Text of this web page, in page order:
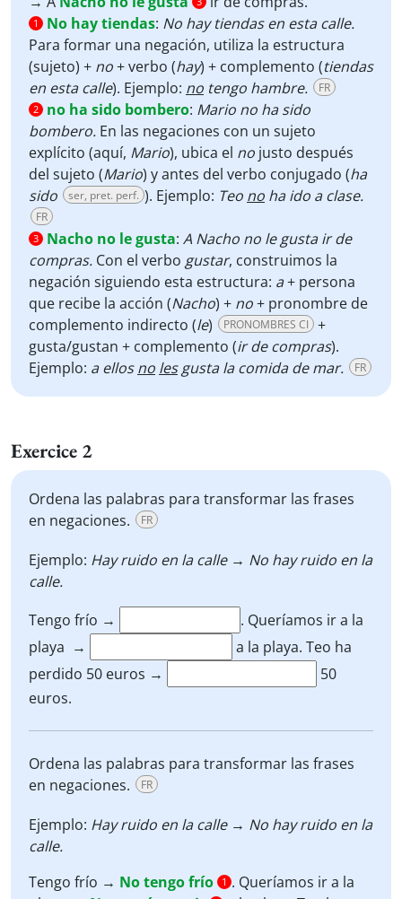
1 No hay tiendas: No hay tiendas en esta calle.
Para formar una negación, utiliza la estructura
(sujeto) + no+ verbo (hay) + complemento (tiendas
en esta calle). Ejemplo: no tengo hambre. FR
2 no ha sido bombero: Mario no ha sido
bombero. En las negaciones con un sujeto
explícito (aquí, Mario), ubica el no justo después
del sujeto (Mario) y antes del verbo conjugado (ha
sido
ser, pret. perf. ). Ejemplo: Teo no ha ido a clase.
FR
3 Nacho no le gusta: A Nacho no le gusta ir de
compras. Con el verbo gustar, construimos la
negación siguiendo esta estructura: a+ persona
que recibe la acción (Nacho) + no+ pronombre de
complemento indirecto (le) PRONOMBRES CI
+
gusta/gustan + complemento (ir de compras).
Ejemplo: a ellosno lesgusta la comida de mar. FR
Exercice 2
Ordena las palabras para transformar las frases
en negaciones.
FR
Ejemplo: Hay ruido en la calle → No hay ruido en la
calle.
Tengo frío →
. Queríamos ir a la
playa →
a la playa. Teo ha
perdido 50 euros →
50
euros.
Ordena las palabras para transformar las frases
en negaciones.
FR
Ejemplo: Hay ruido en la calle → No hay ruido en la
calle.
Tengo frío → No tengo frío 1 . Queríamos ir a la